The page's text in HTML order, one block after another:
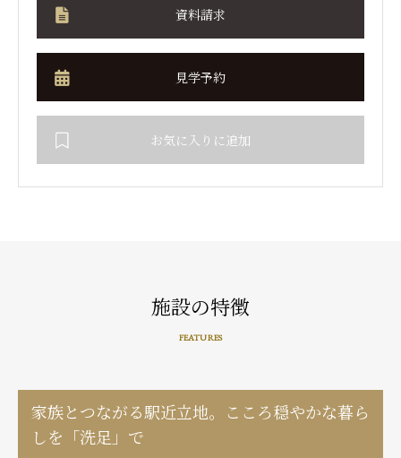
資料請求
見学予約
お気に入りに追加
施設の特徴
FEATURES
家族とつながる駅近立地。こころ穏やかな暮ら
しを「洗足」で